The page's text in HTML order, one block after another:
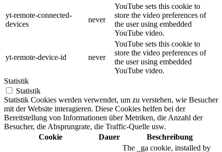
yt-remote-connected-
devices
never
YouTube sets this cookie to
store the video preferences of
the user using embedded
YouTube video.
yt-remote-device-id never
YouTube sets this cookie to
store the video preferences of
the user using embedded
YouTube video.
Statistik
Statistik
Statistik Cookies werden verwendet, um zu verstehen, wie Besucher
mit der Website interagieren. Diese Cookies helfen bei der
Bereitstellung von Informationen über Metriken, die Anzahl der
Besucher, die Absprungrate, die Traffic-Quelle usw.
Cookie
Dauer Beschreibung
The _ga cookie, installed by